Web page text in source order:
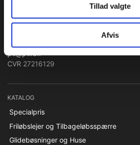
Tillad valgte
Afvis
Lejer & Transmissioner
pti@pti.dk
CVR 27216129
KATALOG
Specialpris
Friløbslejer og Tilbageløbsspærre
Glidebøsninger og Huse